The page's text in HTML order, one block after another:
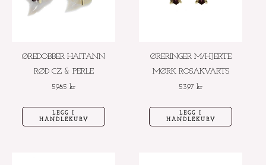
ØREDOBBER HAITANN
RØD CZ & PERLE
5985 kr
LEGG I
HANDLEKURV
ØRERINGER M/HJERTE
MØRK ROSAKVARTS
5397 kr
LEGG I
HANDLEKURV